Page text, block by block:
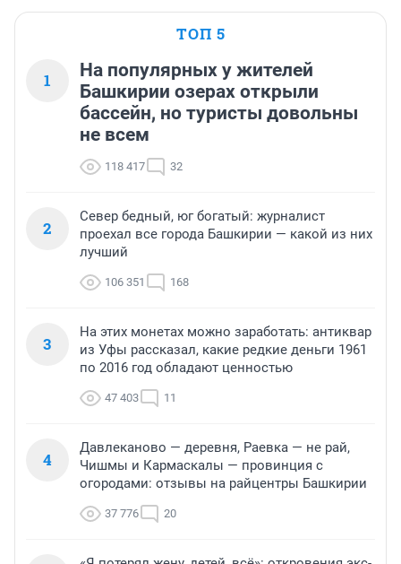
ТОП 5
1
На популярных у жителей
Башкирии озерах открыли
бассейн, но туристы довольны
не всем
118 417 32
2
Север бедный, юг богатый: журналист
проехал все города Башкирии — какой из них
лучший
106 351 168
3
На этих монетах можно заработать: антиквар
из Уфы рассказал, какие редкие деньги 1961
по 2016 год обладают ценностью
47 403 11
4
Давлеканово — деревня, Раевка — не рай,
Чишмы и Кармаскалы — провинция с
огородами: отзывы на райцентры Башкирии
37 776 20